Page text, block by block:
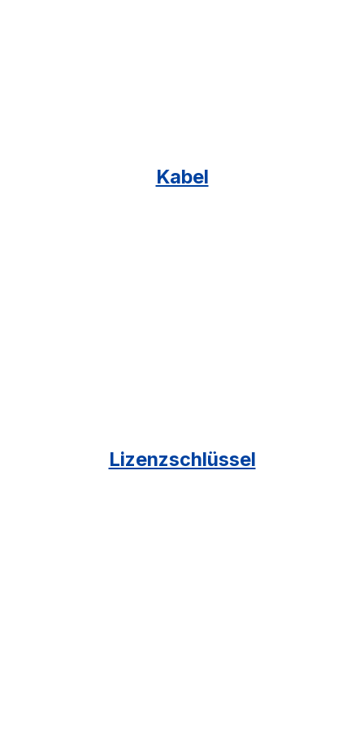
Kabel
Lizenzschlüssel